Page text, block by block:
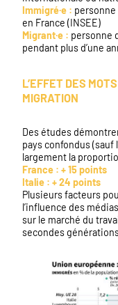
Immigré·e : personne
en France (INSEE)
Migrant·e : personne
pendant plus d’une
L’EFFET DES
MIGRATION
Des études
pays confondus (sauf
largement la
France : + 15 points
Italie : + 24 points
Plusieurs facteurs
l’influence des
sur le marché du
secondes